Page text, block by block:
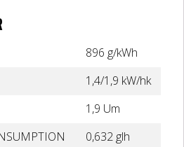
896 g/kWh
1,4/1,9 kW/hk
1,9 Um
0,632 glh